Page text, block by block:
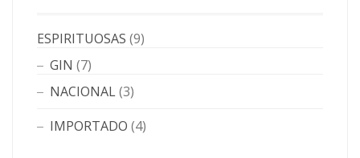
ESPIRITUOSAS (9)
GIN (7)
NACIONAL(3)
IMPORTADO (4)